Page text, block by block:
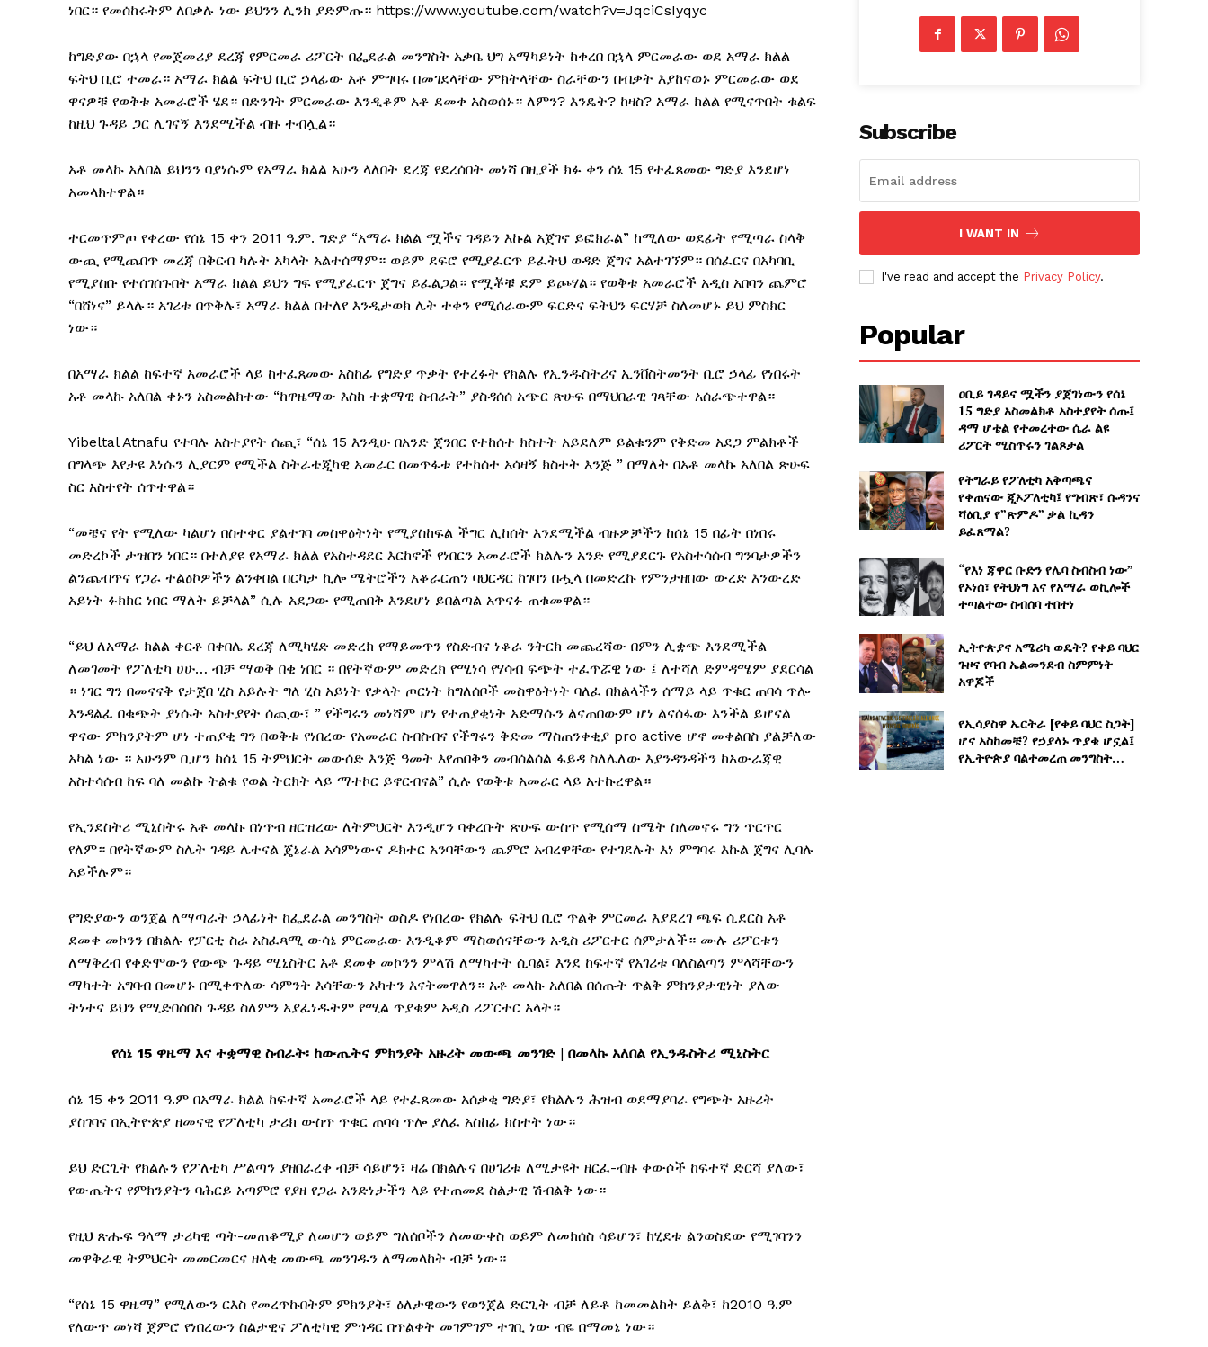
ነበር። የመሰከሩትም ለበቃሉ ነው ይህንን ሊንክ ያድምጡ። https://www.youtube.com/watch?v=JqciCsIyqyc
ከግድያው በኋላ የመጀመሪያ ደረጃ የምርመራ ሪፖርት በፌደራል መንግስት አቃቤ ህግ አማካይነት ከቀረበ በኋላ ምርመራው ወደ አማራ ክልል
ፍትህ ቢሮ ተመራ። አማራ ክልል ፍትህ ቢሮ ኃላፊው አቶ ምግባሩ በመገደላቸው ምክትላቸው ስራቸውን በብቃት እያከናወኑ ምርመራው ወደ
ዋናዎቹ የወቅቱ አመራሮች ሄደ። በድንገት ምርመራው እንዲቆም አቶ ደመቀ አስወሰኑ። ለምን? እንዴት? ከዛስ? አማራ ክልል የሚናጥበት ቁልፍ
ከዚህ ጉዳይ ጋር ሊገናኝ እንደሚችል ብዙ ተብሏል።
አቶ መላኩ አለበል ይህንን ባያነሱም የአማራ ክልል አሁን ላለበት ደረጃ የደረሰበት መነሻ በዚያች ክፉ ቀን ሰኔ 15 የተፈጸመው ግድያ እንደሆነ
አመላክተዋል።
ተርመጥምጦ የቀረው የሰኔ 15 ቀን 2011 ዓ.ም. ግድያ “አማራ ክልል ሟችና ገዳይን እኩል አጀገኖ ይፎክራል” ከሚለው ወደፊት የሚጣራ ስላቅ
ውጪ የሚጨበጥ መረጃ በቅርብ ካሉት አካላት አልተሰማም። ወይም ደፍሮ የሚያፈርጥ ይፈትህ ወዳድ ጀግና አልተገኘም። በሰፈርና በአካባቢ
የሚያስቡ የተሰገሰጉበት አማራ ክልል ይህን ግፍ የሚያፈርጥ ጀግና ይፈልጋል። የሟቾቹ ደም ይጮሃል። የወቅቱ አመራሮች አዲስ አበባን ጨምሮ
“በሸነና” ይላሉ። አገሪቱ በጥቅሉ፣ አማራ ክልል በተለየ እንዲታወክ ሌት ተቀን የሚሰራውም ፍርድና ፍትህን ፍርሃቻ ስለመሆኑ ይህ ምስክር
ነው።
በአማራ ክልል ከፍተኛ አመራሮች ላይ ከተፈጸመው አስከፊ የግድያ ጥቃት የተረፉት የክልሉ የኢንዱስትሪና ኢንቨስትመንት ቢሮ ኃላፊ የነበሩት
አቶ መላኩ አለበል ቀኑን አስመልክተው “ከዋዜማው እስከ ተቋማዊ ስብራት” ያስዳሰሰ አጭር ጽሁፍ በማህበራዊ ገጻቸው አሰራጭተዋል።
Yibeltal Atnafu የተባሉ አስተያየት ሰጪ፣ “ሰኔ 15 እንዲሁ በአንድ ጀንበር የተከሰተ ክስተት አይደለም ይልቁንም የቅድመ አደጋ ምልክቶች
በግላጭ እየታዩ እነሱን ሊያርም የሚችል ስትራቴጂካዊ አመራር በመጥፋቱ የተከሰተ አሳዛኝ ክስተት እንጅ ” በማለት በአቶ መላኩ አለበል ጽሁፍ
ስር አስተየት ሰጥተዋል።
“መቼና የት የሚለው ካልሆነ በስተቀር ያልተገባ መስዋዕትነት የሚያስከፍል ችግር ሊከሰት እንደሚችል ብዙዎቻችን ከሰኔ 15 በፊት በነበሩ
መድረኮች ታዝበን ነበር። በተለያዩ የአማራ ክልል የአስተዳደር እርከኖች የነበርን አመራሮች ክልሉን አንድ የሚያደርጉ የአስተሳሰብ ግንባታዎችን
ልንጨብጥና የጋራ ተልዕኮዎችን ልንቀበል በርካታ ኪሎ ሜትሮችን አቆራርጠን ባህርዳር ከገባን በሗላ በመድረኩ የምንታዘበው ውረድ እንውረድ
አይነት ፉክክር ነበር ማለት ይቻላል” ሲሉ አደጋው የሚጠበቅ እንደሆነ ይበልጣል አጥናፉ ጠቁመዋል።
“ይህ ለአማራ ክልል ቀርቶ በቀበሌ ደረጃ ለሚካሄድ መድረክ የማይመጥን የስድብና ነቆራ ንትርክ መጨረሻው በምን ሊቋጭ እንደሚችል
ለመገመት የፖለቲካ ሀሁ… ብቻ ማወቅ በቂ ነበር ። በየትኛውም መድረክ የሚነሳ የሃሳብ ፍጭት ተፈጥሯዊ ነው ፤ ለተሻለ ድምዳሜም ያደርሳል
። ነገር ግን በመናናቅ የታጀበ ሂስ አይሉት ግለ ሂስ አይነት የቃላት ጦርነት ከግለሰቦች መስዋዕትነት ባለፈ በክልላችን ሰማይ ላይ ጥቁር ጠባሳ ጥሎ
እንዳልፈ በቁጭት ያነሱት አስተያየት ሰጪው፣ ” የችግሩን መነሻም ሆነ የተጠያቂነት አድማሱን ልናጠበውም ሆነ ልናሰፋው እንችል ይሆናል
ዋናው ምክንያትም ሆነ ተጠያቂ ግን በወቅቱ የነበረው የአመራር ስብስብና የችግሩን ቅድመ ማስጠንቀቂያ pro active ሆኖ መቀልበስ ያልቻለው
አካል ነው ። አሁንም ቢሆን ከሰኔ 15 ትምህርት መውሰድ እንጅ ዓመት እየጠበቅን መብሰልሰል ፋይዳ ስለሌለው እያንዳንዳችን ከአውራጃዊ
አስተሳሰብ ከፍ ባለ መልኩ ትልቁ የወል ትርክት ላይ ማተኮር ይኖርብናል” ሲሉ የወቅቱ አመራር ላይ አተኩረዋል።
የኢንደስትሪ ሚኒስትሩ አቶ መላኩ በነጥብ ዘርዝረው ለትምህርት እንዲሆን ባቀረቡት ጽሁፍ ውስጥ የሚሰማ ስሜት ስለመኖሩ ግን ጥርጥር
የለም። በየትኛውም ስሌት ገዳይ ሌተናል ጄኔራል አሳምነውና ዶክተር አንባቸውን ጨምሮ አብረዋቸው የተገደሉት እነ ምግባሩ እኩል ጀግና ሊባሉ
አይችሉም።
የግድያውን ወንጀል ለማጣራት ኃላፊነት ከፌደራል መንግስት ወስዶ የነበረው የክልሉ ፍትህ ቢሮ ጥልቅ ምርመራ እያደረገ ጫፍ ሲደርስ አቶ
ደመቀ መኮንን በክልሉ የፓርቲ ስራ አስፈጻሚ ውሳኔ ምርመራው እንዲቆም ማስወሰናቸውን አዲስ ሪፖርተር ሰምታለች። ሙሉ ሪፖርቱን
ለማቅረብ የቀድሞውን የውጭ ጉዳይ ሚኒስትር አቶ ደመቀ መኮንን ምላሽ ለማካተት ሲባል፣ እንደ ከፍተኛ የአገሪቱ ባለስልጣን ምላሻቸውን
ማካተት አግባብ በመሆኑ በሚቀጥለው ሳምንት እሳቸውን አካተን እናትመዋለን። አቶ መላኩ አለበል በሰጡት ጥልቅ ምክንያታዊነት ያለው
ትነተና ይህን የሚድበሰበስ ጉዳይ ስለምን አያፈነዱትም የሚል ጥያቄም አዲስ ሪፖርተር አላት።
የሰኔ 15 ዋዜማ እና ተቋማዊ ስብራት፡ ከውጤትና ምክንያት አዙሪት መውጫ መንገድ | በመላኩ አለበል የኢንዱስትሪ ሚኒስትር
ሰኔ 15 ቀን 2011 ዓ.ም በአማራ ክልል ከፍተኛ አመራሮች ላይ የተፈጸመው አሰቃቂ ግድያ፣ የክልሉን ሕዝብ ወደማያባራ የግጭት አዙሪት
ያስገባና በኢትዮጵያ ዘመናዊ የፖለቲካ ታሪክ ውስጥ ጥቁር ጠባሳ ጥሎ ያለፈ አስከፊ ክስተት ነው።
ይህ ድርጊት የክልሉን የፖለቲካ ሥልጣን ያዘበራረቀ ብቻ ሳይሆን፣ ዛሬ በክልሉና በሀገሪቱ ለሚታዩት ዘርፈ-ብዙ ቀውሶች ከፍተኛ ድርሻ ያለው፣
የውጤትና የምክንያትን ባሕርይ አጣምሮ የያዘ የጋራ አንድነታችን ላይ የተጠመደ ስልታዊ ሽብልቅ ነው።
የዚህ ጽሑፍ ዓላማ ታሪካዊ ጣት-መጠቆሚያ ለመሆን ወይም ግለሰቦችን ለመውቀስ ወይም ለመክሰስ ሳይሆን፣ ከሂደቱ ልንወስደው የሚገባንን
መዋቅራዊ ትምህርት መመርመርና ዘላቂ መውጫ መንገዱን ለማመላከት ብቻ ነው።
“የሰኔ 15 ዋዜማ” የሚለውን ርእስ የመረጥኩበትም ምክንያት፣ ዕለታዊውን የወንጀል ድርጊት ብቻ ለይቶ ከመመልከት ይልቅ፣ ከ2010 ዓ.ም
የለውጥ መነሻ ጀምሮ የነበረውን ስልታዊና ፖለቲካዊ ምኅዳር በጥልቀት መገምገም ተገቢ ነው ብዬ በማመኔ ነው።
Subscribe
I WANT IN
I've read and accept the Privacy Policy.
Popular
ዐቢይ ገዳይና ሟችን ያጀገነውን የሰኔ
15 ግድያ አስመልክቶ አስተያየት ሰጡ፤
ዳማ ሆቴል የተመረተው ሴራ ልዩ
ሪፖርት ሚስጥሩን ገልጾታል
የትግራይ የፖለቲካ አቅጣጫና
የቀጠናው ጂኦፖለቲካ፤ የግብጽ፣ ሱዳንና
ሻዕቢያ የ”ጽምዶ” ቃል ኪዳን
ይፈጸማል?
“የእነ ጃዋር ቡድን የሌባ ስብስብ ነው”
የኦነሰ፣ የትህነግ እና የአማራ ወኪሎች
ተጣልተው ስብሰባ ተበተነ
ኢትዮጵያና አሜሪካ ወዴት? የቀይ ባህር
ጉዞና የባብ ኤልመንደብ ስምምነት
አዋጆች
የኢሳያስዋ ኤርትራ [የቀይ ባህር ስጋት]
ሆና አስከመቼ? የኃያላኑ ጥያቄ ሆኗል፤
የኢትዮጵያ ባልተመረጠ መንግስት…